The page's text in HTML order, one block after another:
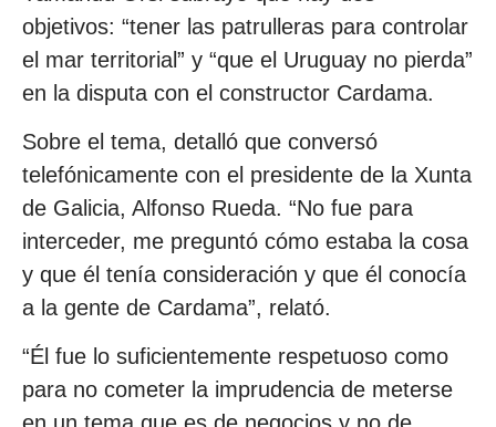
objetivos: “tener las patrulleras para controlar
el mar territorial” y “que el Uruguay no pierda”
en la disputa con el constructor Cardama.
Sobre el tema, detalló que conversó
telefónicamente con el presidente de la Xunta
de Galicia, Alfonso Rueda. “No fue para
interceder, me preguntó cómo estaba la cosa
y que él tenía consideración y que él conocía
a la gente de Cardama”, relató.
“Él fue lo suficientemente respetuoso como
para no cometer la imprudencia de meterse